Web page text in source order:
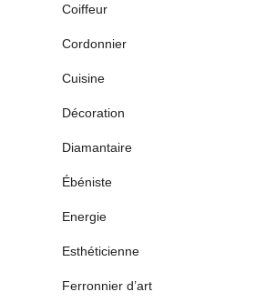
Coiffeur
Cordonnier
Cuisine
Décoration
Diamantaire
Ébéniste
Energie
Esthéticienne
Ferronnier d’art